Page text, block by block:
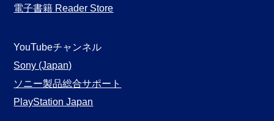
電子書籍 Reader Store
YouTubeチャンネル
Sony (Japan)
ソニー製品総合サポート
PlayStation Japan